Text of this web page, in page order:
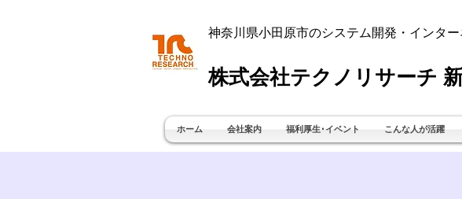
神奈川県小田原市のシステム開発・インタ
株式会社テクノリサーチ
ホーム 会社案内 福利厚生･イベント こんな人が活躍